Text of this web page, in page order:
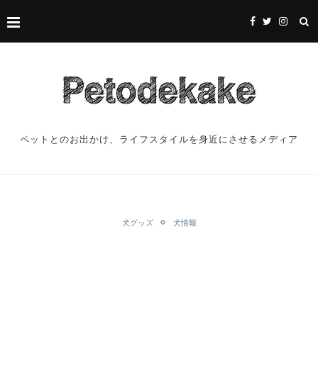
ペットとのお出かけ、ライフスタイルを身近にさせるメディア
犬グッズ 犬情報